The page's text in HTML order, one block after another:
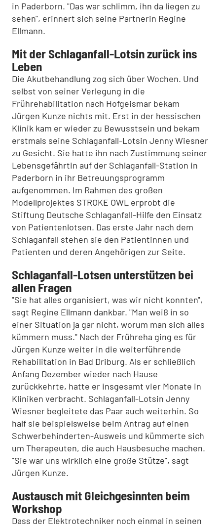
in Paderborn. "Das war schlimm, ihn da liegen zu
sehen", erinnert sich seine Partnerin Regine
Ellmann.
Mit der Schlaganfall-Lotsin zurück ins
Leben
Die Akutbehandlung zog sich über Wochen. Und
selbst von seiner Verlegung in die
Frührehabilitation nach Hofgeismar bekam
Jürgen Kunze nichts mit. Erst in der hessischen
Klinik kam er wieder zu Bewusstsein und bekam
erstmals seine Schlaganfall-Lotsin Jenny Wiesner
zu Gesicht. Sie hatte ihn nach Zustimmung seiner
Lebensgefährtin auf der Schlaganfall-Station in
Paderborn in ihr Betreuungsprogramm
aufgenommen. Im Rahmen des großen
Modellprojektes STROKE OWL erprobt die
Stiftung Deutsche Schlaganfall-Hilfe den Einsatz
von Patientenlotsen. Das erste Jahr nach dem
Schlaganfall stehen sie den Patientinnen und
Patienten und deren Angehörigen zur Seite.
Schlaganfall-Lotsen unterstützen bei
allen Fragen
"Sie hat alles organisiert, was wir nicht konnten",
sagt Regine Ellmann dankbar. "Man weiß in so
einer Situation ja gar nicht, worum man sich alles
kümmern muss." Nach der Frühreha ging es für
Jürgen Kunze weiter in die weiterführende
Rehabilitation in Bad Driburg. Als er schließlich
Anfang Dezember wieder nach Hause
zurückkehrte, hatte er insgesamt vier Monate in
Kliniken verbracht. Schlaganfall-Lotsin Jenny
Wiesner begleitete das Paar auch weiterhin. So
half sie beispielsweise beim Antrag auf einen
Schwerbehinderten-Ausweis und kümmerte sich
um Therapeuten, die auch Hausbesuche machen.
"Sie war uns wirklich eine große Stütze", sagt
Jürgen Kunze.
Austausch mit Gleichgesinnten beim
Workshop
Dass der Elektrotechniker noch einmal in seinen